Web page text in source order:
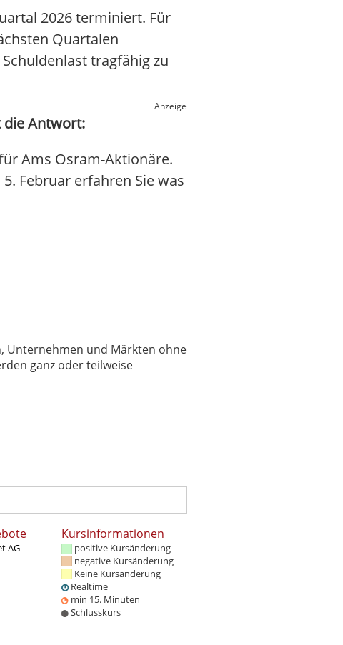
2026 terminiert. Für
Quartalen
tragfähig zu
Anzeige
die Antwort:
Ams Osram-Aktionäre.
Februar erfahren Sie was
Unternehmen und Märkten ohne
ganz oder teilweise
AG
Kursinformationen
positive Kursänderung
negative Kursänderung
Keine Kursänderung
Realtime
min 15. Minuten
Schlusskurs